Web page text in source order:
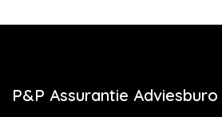
P&P Assurantie Adviesburo